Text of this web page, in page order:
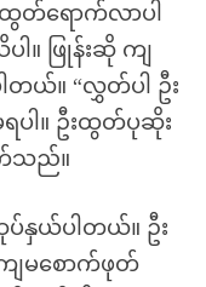
ထွတ်ရောက်လာပါ
။ ဖြုန်းဆို ကျ
တယ်။ “လွှတ်ပါ ဦး
ပါ။ ဦးထွတ်ပုဆိုး
သည်။
ပ်နှယ်ပါတယ်။ ဦး
ျမစောက်ဖုတ်